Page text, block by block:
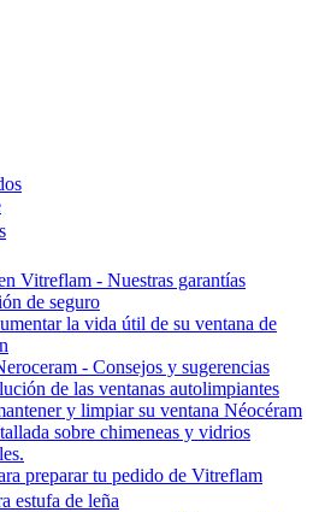
Vitreflam - Nuestras garantías
de seguro
la vida útil de su ventana de
- Consejos y sugerencias
de las ventanas autolimpiantes
y limpiar su ventana Néocéram
sobre chimeneas y vidrios
preparar tu pedido de Vitreflam
estufa de leña